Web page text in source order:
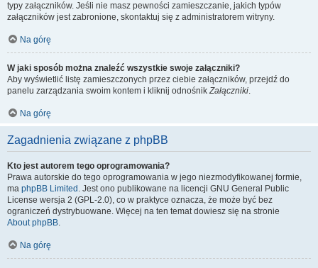
typy załączników. Jeśli nie masz pewności zamieszczanie, jakich typów
załączników jest zabronione, skontaktuj się z administratorem witryny.
Na górę
W jaki sposób można znaleźć wszystkie swoje załączniki?
Aby wyświetlić listę zamieszczonych przez ciebie załączników, przejdź do
panelu zarządzania swoim kontem i kliknij odnośnikZałączniki.
Na górę
Zagadnienia związane z phpBB
Kto jest autorem tego oprogramowania?
Prawa autorskie do tego oprogramowania w jego niezmodyfikowanej formie,
ma phpBB Limited . Jest ono publikowane na licencji GNU General Public
License wersja 2 (GPL-2.0), co w praktyce oznacza, że może być bez
ograniczeń dystrybuowane. Więcej na ten temat dowiesz się na stronie
About phpBB.
Na górę